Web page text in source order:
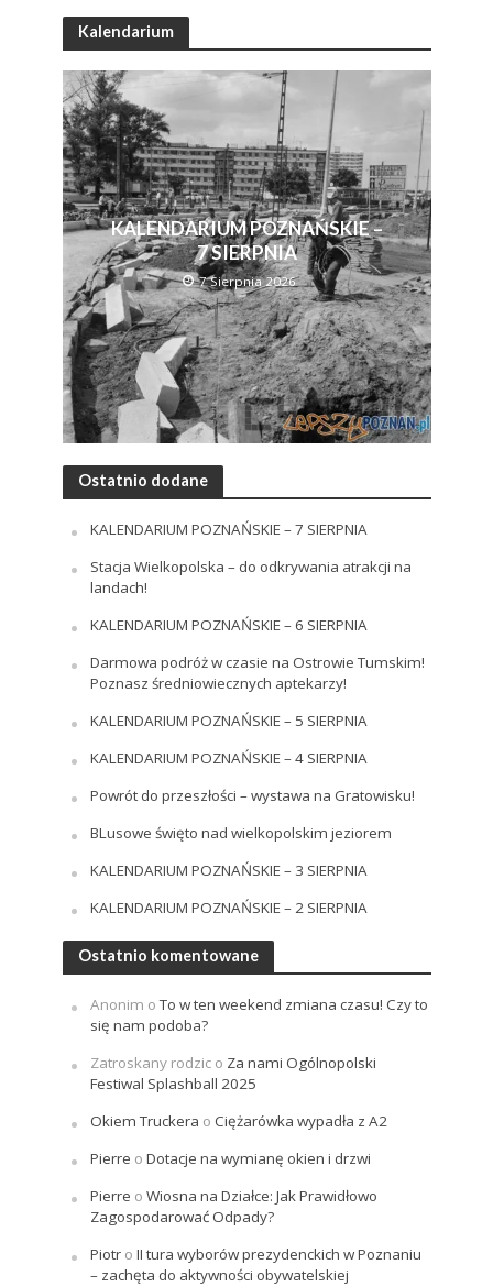
Kalendarium
KALENDARIUM POZNAŃSKIE –
7 SIERPNIA
7 Sierpnia 2026
Ostatnio dodane
KALENDARIUM POZNAŃSKIE – 7 SIERPNIA
Stacja Wielkopolska – do odkrywania atrakcji na
landach!
KALENDARIUM POZNAŃSKIE – 6 SIERPNIA
Darmowa podróż w czasie na Ostrowie Tumskim!
Poznasz średniowiecznych aptekarzy!
KALENDARIUM POZNAŃSKIE – 5 SIERPNIA
KALENDARIUM POZNAŃSKIE – 4 SIERPNIA
Powrót do przeszłości – wystawa na Gratowisku!
BLusowe święto nad wielkopolskim jeziorem
KALENDARIUM POZNAŃSKIE – 3 SIERPNIA
KALENDARIUM POZNAŃSKIE – 2 SIERPNIA
Ostatnio komentowane
Anonim oTo w ten weekend zmiana czasu! Czy to
się nam podoba?
Zatroskany rodzico Za nami Ogólnopolski
Festiwal Splashball 2025
Okiem Truckera o Ciężarówka wypadła z A2
Pierre o Dotacje na wymianę okien i drzwi
Pierre o Wiosna na Działce: Jak Prawidłowo
Zagospodarować Odpady?
Piotro II tura wyborów prezydenckich w Poznaniu
– zachęta do aktywności obywatelskiej